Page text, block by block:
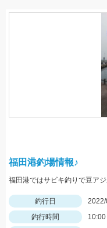
福田港釣場情報♪
釣行日
釣行時間